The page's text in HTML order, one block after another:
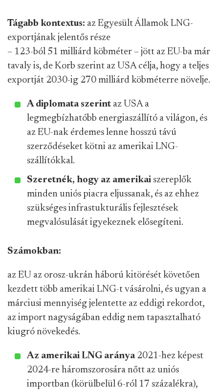
Tágabb kontextus: az Egyesült Államok LNG-
exportjának jelentős része
– 123-ból 51 milliárd köbméter – jött az EU-ba már
tavaly is, de Korb szerint az USA célja, hogy a teljes
exportját 2030-ig 270 milliárd köbméterre növelje.
A diplomata szerint az USA a
legmegbízhatóbb energiaszállító a világon, és
az EU-nak érdemes lenne hosszú távú
szerződéseket kötni az amerikai LNG-
szállítókkal.
Szeretnék, hogy az amerikai szereplők
minden uniós piacra eljussanak, és az ehhez
szükséges infrastukturális fejlesztések
megvalósulását igyekeznek elősegíteni.
Számokban:
az EU az orosz-ukrán háború kitörését követően
kezdett több amerikai LNG-t vásárolni, és ugyan a
márciusi mennyiség jelentette az eddigi rekordot,
az import nagyságában eddig nem tapasztalható
kiugró növekedés.
Az amerikai LNG aránya2021-hez képest
2024-re háromszorosára nőtt az uniós
importban (körülbelül 6-ról 17 százalékra),